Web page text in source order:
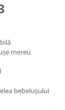
mereu
bebelușului